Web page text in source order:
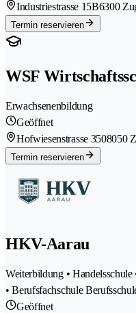
Industriestrasse 15B6300
Termin reservieren
WSF
Erwachsenenbildung
Geöffnet
Hofwiesenstrasse 3508050
Termin reservieren
HKV-Aarau
Weiterbildung •
• Berufsfachschule
Geöffnet